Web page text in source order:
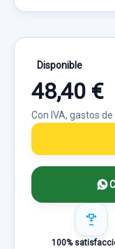
Disponible
48,40 €
Con IVA, gastos
100%